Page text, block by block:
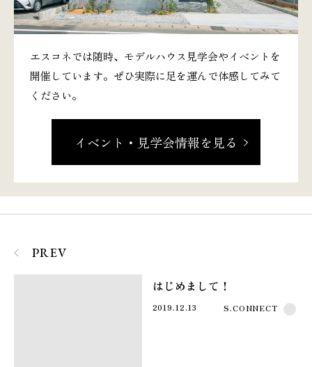
エスコネでは随時、モデルハウス見学会やイベントを
開催しています。ぜひ実際に足を運んで体感してみて
ください。
イベント・見学会情報を見る
PREV
はじめまして！
2019.12.13 S.CONNECT